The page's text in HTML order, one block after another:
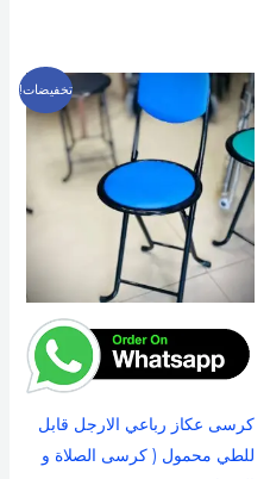
تخفيضات!
كرسى عكاز رباعي الارجل قابل
للطي محمول ( كرسى الصلاة و
هو:
السعر
الحالي
هو:
499 EGP.